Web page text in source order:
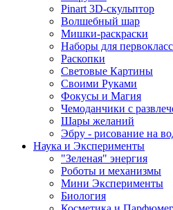
Pinart 3D-скульптор
Волшебный шар
Мишки-раскраски
Наборы для
Раскопки
Световые Картины
Своими Руками
Фокусы и Магия
Чемоданчики с
Шары желаний
Эбру - рисование на
Наука и Эксперименты
"Зеленая" энергия
Роботы и механизмы
Мини Эксперименты
Биология